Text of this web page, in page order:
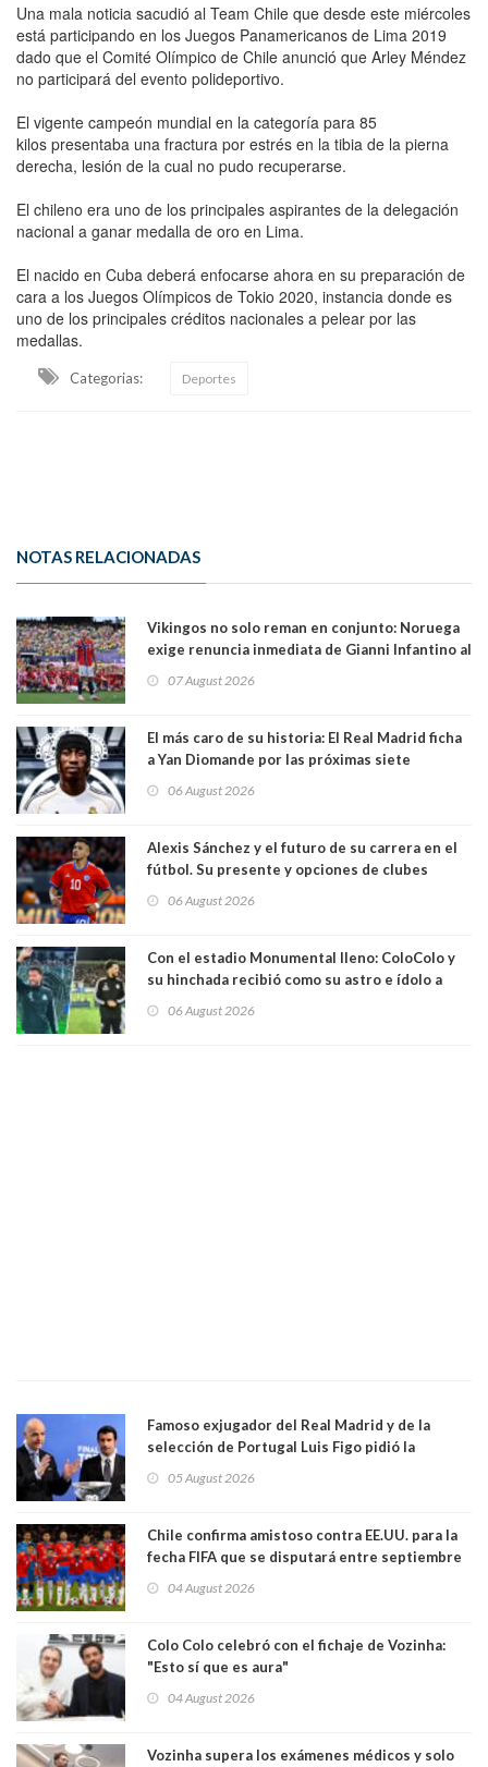
Una mala noticia sacudió al Team Chile que desde este miércoles
está participando en los Juegos Panamericanos de Lima 2019
dado que el Comité Olímpico de Chile anunció que Arley Méndez
no participará del evento polideportivo.
El vigente campeón mundial en la categoría para 85
kilos presentaba una fractura por estrés en la tibia de la pierna
derecha, lesión de la cual no pudo recuperarse.
El chileno era uno de los principales aspirantes de la delegación
nacional a ganar medalla de oro en Lima.
El nacido en Cuba deberá enfocarse ahora en su preparación de
cara a los Juegos Olímpicos de Tokio 2020, instancia donde es
uno de los principales créditos nacionales a pelear por las
medallas.
Categorias: Deportes
NOTAS RELACIONADAS
Vikingos no solo reman en conjunto: Noruega
exige renuncia inmediata de Gianni Infantino al
07 August 2026
El más caro de su historia: El Real Madrid ficha
a Yan Diomande por las próximas siete
06 August 2026
Alexis Sánchez y el futuro de su carrera en el
fútbol. Su presente y opciones de clubes
06 August 2026
Con el estadio Monumental lleno: ColoColo y
su hinchada recibió como su astro e ídolo a
06 August 2026
Famoso exjugador del Real Madrid y de la
selección de Portugal Luis Figo pidió la
comportamiento más bajo y cobarde que he
05 August 2026
Chile confirma amistoso contra EE.UU. para la
fecha FIFA que se disputará entre septiembre
04 August 2026
Colo Colo celebró con el fichaje de Vozinha:
"Esto sí que es aura"
04 August 2026
Vozinha supera los exámenes médicos y solo